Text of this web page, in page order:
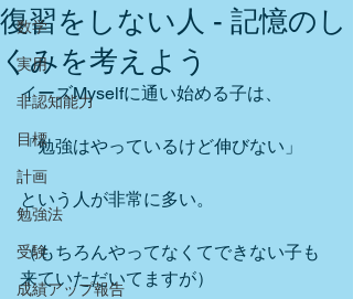
数学
実用
非認知能力
目標
計画
勉強法
受験
成績アップ報告
復習をしない人 - 記憶のし
くみを考えよう
イーズMyselfに通い始める子は、
「勉強はやっているけど伸びない」
という人が非常に多い。
（もちろんやってなくてできない子も
来ていただいてますが）